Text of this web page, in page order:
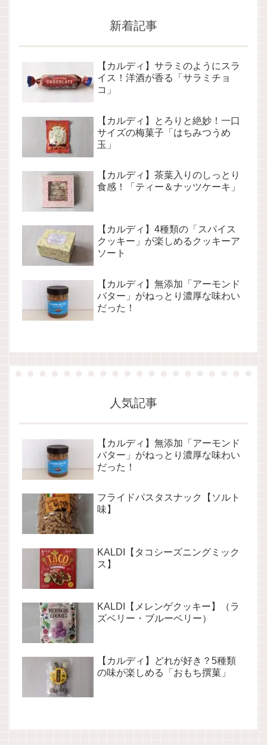
新着記事
【カルディ】サラミのようにスラ
イス！洋酒が香る「サラミチョ
コ」
【カルディ】とろりと絶妙！一口
サイズの梅菓子「はちみつうめ
玉」
【カルディ】茶葉入りのしっとり
食感！「ティー＆ナッツケーキ」
【カルディ】4種類の「スパイス
クッキー」が楽しめるクッキーア
ソート
【カルディ】無添加「アーモンド
バター」がねっとり濃厚な味わい
だった！
人気記事
【カルディ】無添加「アーモンド
バター」がねっとり濃厚な味わい
だった！
フライドパスタスナック【ソルト
味】
KALDI【タコシーズニングミック
ス】
KALDI【メレンゲクッキー】（ラ
ズベリー・ブルーベリー）
【カルディ】どれが好き？5種類
の味が楽しめる「おもち撰菓」